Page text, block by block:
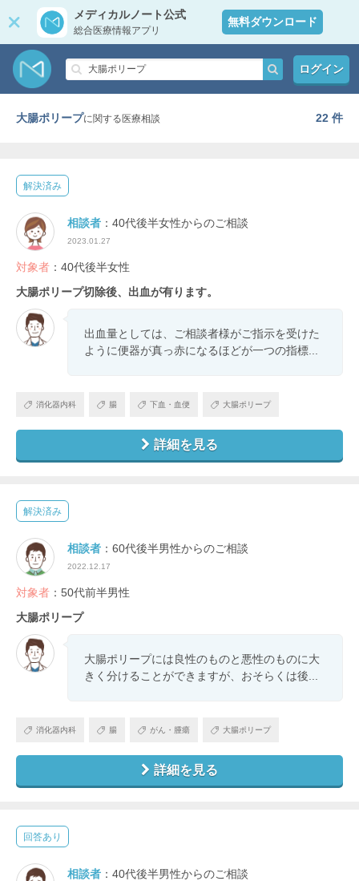
メディカルノート公式
総合医療情報アプリ
無料ダウンロード
ログイン
大腸ポリープに関する医療相談 22 件
解決済み
相談者 ：40代後半女性からのご相談
2023.01.27
対象者 ：40代後半女性
大腸ポリープ切除後、出血が有ります。
出血量としては、ご相談者様がご指示を受けた
ように便器が真っ赤になるほどが一つの指標...
消化器内科 腸 下血・血便 大腸ポリープ
詳細を見る
解決済み
相談者 ：60代後半男性からのご相談
2022.12.17
対象者 ：50代前半男性
大腸ポリープ
大腸ポリープには良性のものと悪性のものに大
きく分けることができますが、おそらくは後...
消化器内科 腸 がん・腫瘍 大腸ポリープ
詳細を見る
回答あり
相談者 ：40代後半男性からのご相談